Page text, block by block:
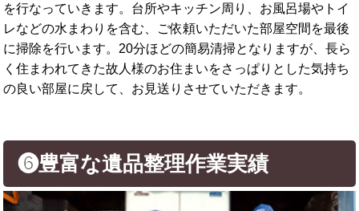
を行なっていきます。台所やキッチン周り、お風呂場やトイ
レなどの水まわりを含む、ご依頼いただいた部屋空間を最後
に掃除を行います。20分ほどの簡易清掃となりますが、長ら
く住まわれてきた故人様のお住まいをさっぱりとした気持ち
の良い部屋に戻して、お見送りさせていただきます。
❻豊富な遺品整理作業実績